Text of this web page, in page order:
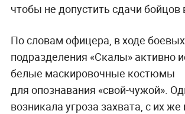
чтобы не допустить сдачи бойцов
По словам офицера, в ходе
подразделения «Скалы» активно
белые маскировочные костюмы
для опознавания «свой-чужой».
возникала угроза захвата, с их